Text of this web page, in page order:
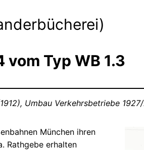
Typ WB 1.3
Umbau Verkehrsbetriebe
München ihren
Rathgebe erhalten